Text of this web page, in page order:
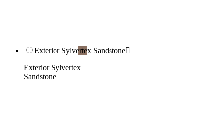
Exterior Sylvertex Sandstone
Exterior Sylvertex
Sandstone